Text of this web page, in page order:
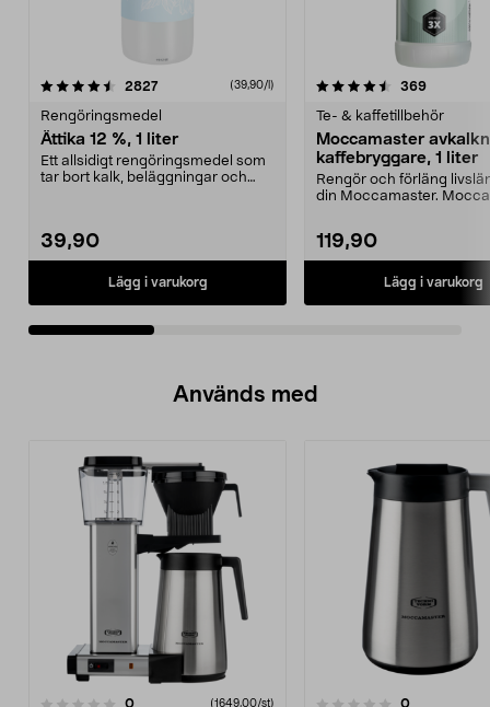
2827recensioner (39,90/l)
Rengöringsmedel
Ättika 12 %, 1 liter
Ett allsidigt rengöringsmedel som
tar bort kalk, beläggningar och
39,90
Lägg i varukorg
4.5av 5 stjärnor 369
Te- & kaffetillbehör
Moccamaster
kaffebryggare, 1 liter
Rengör och förläng
din Moccamaster.
119,90
Lägg i varukorg
4.5av 5 stjärnor
Används med
0recensioner (1649,00/st) 0recensioner